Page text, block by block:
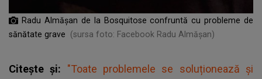
Radu Almășan de la Bosquitose confruntă cu probleme de
sănătate grave
(sursa foto: Facebook Radu Almășan)
Citește și: "Toate problemele se soluționează și